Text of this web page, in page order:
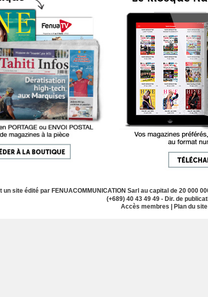
un site édité par FENUACOMMUNICATION Sarl au capital de 20 000
(+689) 40 43 49 49 - Dir. de
Accès membres
Plan du site